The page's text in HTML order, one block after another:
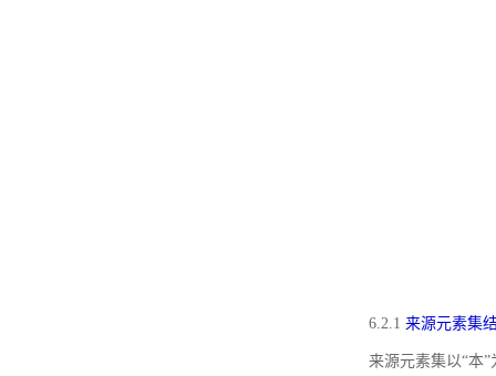
6.2.1 来源元素集
来源元素集以“本